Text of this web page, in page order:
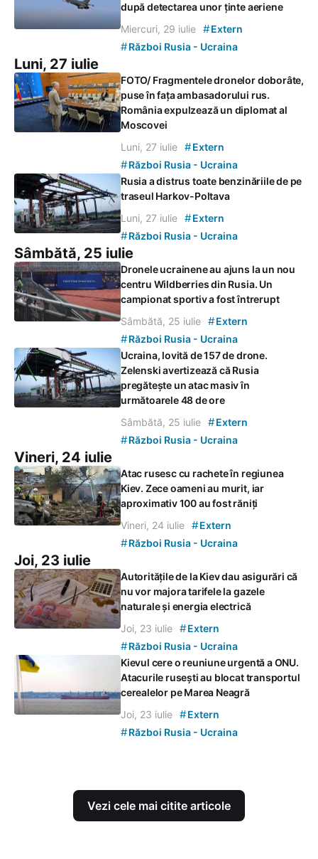
după detectarea unor ținte aeriene
Miercuri, 29 iulie #Extern
#Război Rusia - Ucraina
Luni, 27 iulie
FOTO/ Fragmentele dronelor doborâte,
puse în fața ambasadorului rus.
România expulzează un diplomat al
Moscovei
Luni, 27 iulie #Extern
#Război Rusia - Ucraina
Rusia a distrus toate benzinăriile de pe
traseul Harkov-Poltava
Luni, 27 iulie #Extern
#Război Rusia - Ucraina
Sâmbătă, 25 iulie
Dronele ucrainene au ajuns la un nou
centru Wildberries din Rusia. Un
campionat sportiv a fost întrerupt
Sâmbătă, 25 iulie #Extern
#Război Rusia - Ucraina
Ucraina, lovită de 157 de drone.
Zelenski avertizează că Rusia
pregătește un atac masiv în
următoarele 48 de ore
Sâmbătă, 25 iulie #Extern
#Război Rusia - Ucraina
Vineri, 24 iulie
Atac rusesc cu rachete în regiunea
Kiev. Zece oameni au murit, iar
aproximativ 100 au fost răniți
Vineri, 24 iulie #Extern
#Război Rusia - Ucraina
Joi, 23 iulie
Autoritățile de la Kiev dau asigurări că
nu vor majora tarifele la gazele
naturale și energia electrică
Joi, 23 iulie #Extern
#Război Rusia - Ucraina
Kievul cere o reuniune urgentă a ONU.
Atacurile rusești au blocat transportul
cerealelor pe Marea Neagră
Joi, 23 iulie #Extern
#Război Rusia - Ucraina
Vezi cele mai citite articole